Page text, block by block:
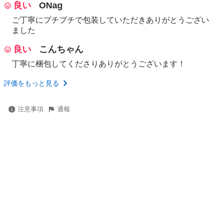
良い ONag
ご丁寧にプチプチで包装していただきありがとうござい
ました
良い こんちゃん
丁寧に梱包してくださりありがとうございます！
評価をもっと見る
注意事項 通報